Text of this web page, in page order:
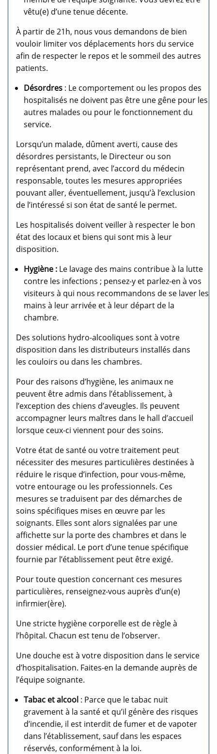
vêtu(e) d’une tenue décente.
À partir de 21h, nous vous demandons de bien
vouloir limiter vos déplacements hors du service
afin de respecter le repos et le sommeil des autres
patients.
Désordres : Le comportement ou les propos des
hospitalisés ne doivent pas être une gêne pour les
autres malades ou pour le fonctionnement du
service.
Lorsqu’un malade, dûment averti, cause des
désordres persistants, le Directeur ou son
représentant prend, avec l’accord du médecin
responsable, toutes les mesures appropriées
pouvant aller, éventuellement, jusqu’à l’exclusion
de l’intéressé si son état de santé le permet.
Les hospitalisés doivent veiller à respecter le bon
état des locaux et biens qui sont mis à leur
disposition.
Hygiène : Le lavage des mains contribue à la lutte
contre les infections ; pensez-y et parlez-en à vos
visiteurs à qui nous recommandons de se laver les
mains à leur arrivée et à leur départ de la
chambre.
Des solutions hydro-alcooliques sont à votre
disposition dans les distributeurs installés dans
les couloirs ou dans les chambres.
Pour des raisons d’hygiène, les animaux ne
peuvent être admis dans l’établissement, à
l’exception des chiens d’aveugles. Ils peuvent
accompagner leurs maîtres dans le hall d’accueil
lorsque ceux-ci viennent pour des soins.
Votre état de santé ou votre traitement peut
nécessiter des mesures particulières destinées à
réduire le risque d’infection, pour vous-même,
votre entourage ou les professionnels. Ces
mesures se traduisent par des démarches de
soins spécifiques mises en œuvre par les
soignants. Elles sont alors signalées par une
affichette sur la porte des chambres et dans le
dossier médical. Le port d’une tenue spécifique
fournie par l’établissement peut être exigé.
Pour toute question concernant ces mesures
particulières, renseignez-vous auprès d’un(e)
infirmier(ère).
Une stricte hygiène corporelle est de règle à
l’hôpital. Chacun est tenu de l’observer.
Une douche est à votre disposition dans le service
d’hospitalisation. Faites-en la demande auprès de
l’équipe soignante.
Tabac et alcool : Parce que le tabac nuit
gravement à la santé et qu’il génère des risques
d’incendie, il est interdit de fumer et de vapoter
dans l’établissement, sauf dans les espaces
réservés, conformément à la loi.